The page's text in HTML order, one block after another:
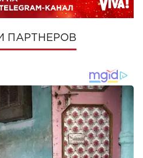
ПАРТНЕРОВ